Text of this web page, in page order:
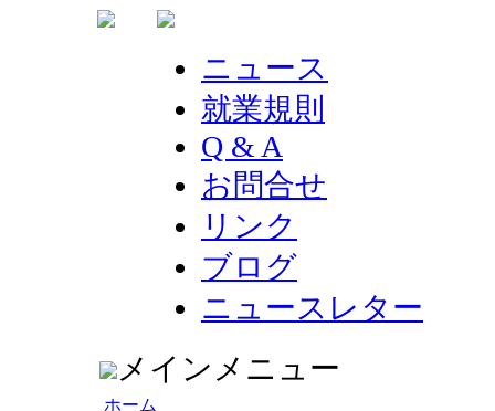
ニュース
就業規則
Q & A
お問合せ
リンク
ブログ
ニュースレター
メインメニュー
ホーム